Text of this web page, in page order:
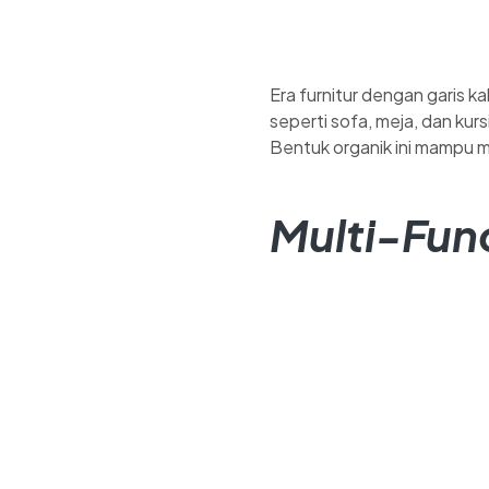
Era furnitur dengan garis
seperti sofa, meja, dan
Bentuk organik ini mampu
Multi-